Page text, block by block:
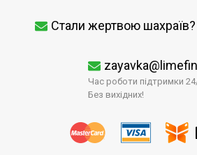
Стали жертвою
Час роботи підтримки
Без вихідних!